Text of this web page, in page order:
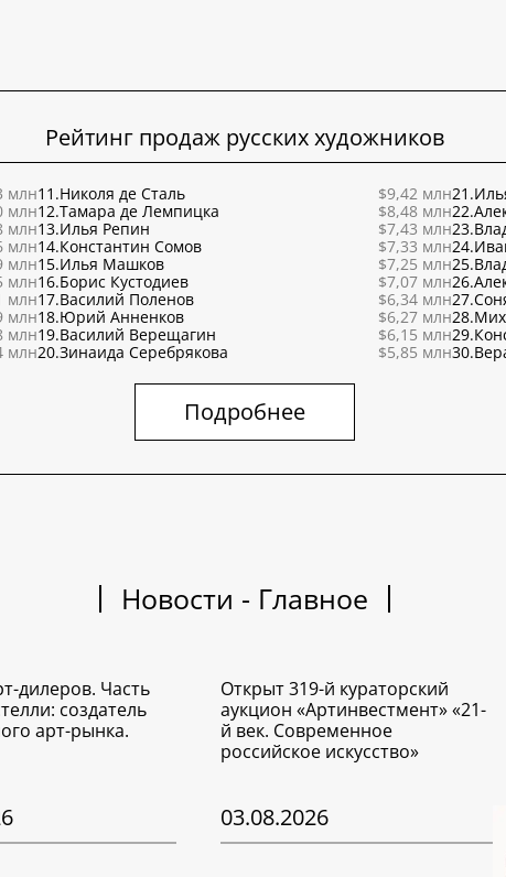
Рейтинг продаж русских художников
млн
млн
млн
млн
млн
млн
млн
млн
млн
млн
11.Николя де Сталь
$9,42 млн
12.Тамара де Лемпицка
$8,48 млн
13.Илья Репин
$7,43 млн
14.Константин Сомов
$7,33 млн
15.Илья Машков
$7,25 млн
16.Борис Кустодиев
$7,07 млн
17.Василий Поленов
$6,34 млн
18.Юрий Анненков
$6,27 млн
19.Василий Верещагин
$6,15 млн
20.Зинаида Серебрякова $5,85 млн
21.
22.
23.
24.
25.
26.
27.
28.
29.
30.
Подробнее
Новости - Главное
дилеров. Часть
создатель
арт-рынка.
Открыт 319-й кураторский
аукцион «Артинвестмент» «21-
й век. Современное
российское искусство»
03.08.2026